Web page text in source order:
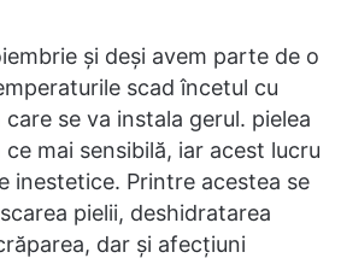
și deși avem parte de o
scad încetul cu
se va instala gerul. pielea
mai sensibilă, iar acest lucru
inestetice. Printre acestea se
pielii, deshidratarea
dar și afecțiuni